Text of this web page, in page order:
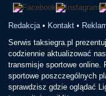
Redakcja • Kontakt •
Serwis taksiegra.pl
codziennie aktualizować
transmisje sportowe online.
sportowe poszczególnych
sprawdzisz gdzie oglądać